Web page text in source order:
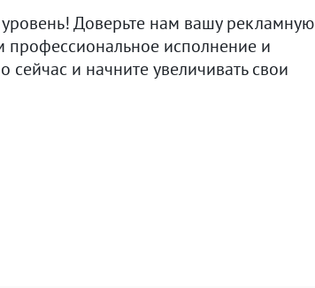
Доверьте нам вашу рекламную
профессиональное исполнение и
и начните увеличивать свои